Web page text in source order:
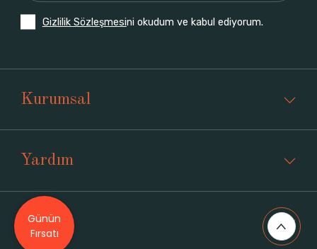
Gizlilik Sözleşmesini okudum ve kabul ediyorum.
Kurumsal
Yardım
Üyelik
Günün
Fırsatı